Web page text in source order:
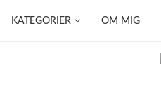
KATEGORIER OM MIG